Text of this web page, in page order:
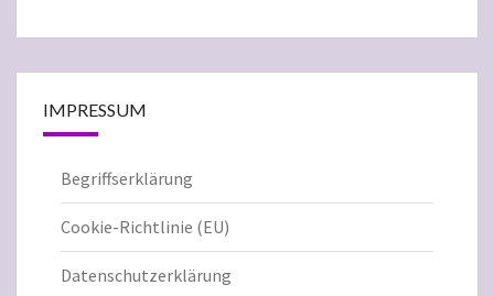
IMPRESSUM
Begriffserklärung
Cookie-Richtlinie (EU)
Datenschutzerklärung